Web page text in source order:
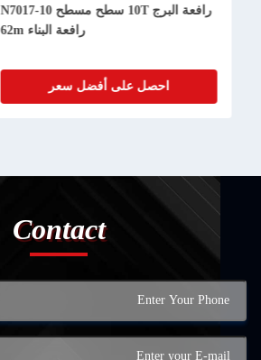
رافعة البرج 10T سطح مسطح N7017-10
رافعة البناء 62m
احصل على أفضل سعر
Contact